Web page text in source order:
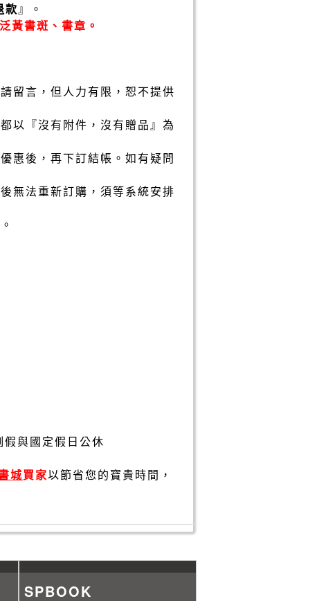
款』。
黃書斑、書章。
留言，但人力有限，恕不提供
以『沒有附件，沒有贈品』為
惠後，再下訂結帳。如有疑問
無法重新訂購，須等系統安排
假與國定假日公休
城買家以節省您的寶貴時間，
SPBOOK